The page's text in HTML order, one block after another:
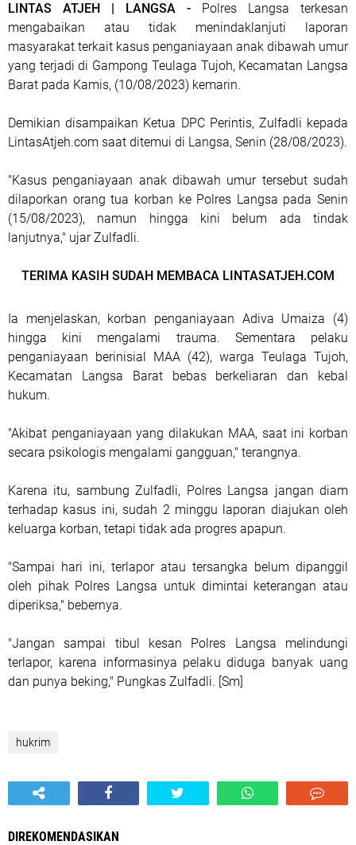
LINTAS ATJEH | LANGSA - Polres Langsa terkesan
mengabaikan atau tidak menindaklanjuti laporan
masyarakat terkait kasus penganiayaan anak dibawah umur
yang terjadi di Gampong Teulaga Tujoh, Kecamatan Langsa
Barat pada Kamis, (10/08/2023) kemarin.
Demikian disampaikan Ketua DPC Perintis, Zulfadli kepada
LintasAtjeh.com saat ditemui di Langsa, Senin (28/08/2023).
"Kasus penganiayaan anak dibawah umur tersebut sudah
dilaporkan orang tua korban ke Polres Langsa pada Senin
(15/08/2023), namun hingga kini belum ada tindak
lanjutnya," ujar Zulfadli.
TERIMA KASIH SUDAH MEMBACA LINTASATJEH.COM
Ia menjelaskan, korban penganiayaan Adiva Umaiza (4)
hingga kini mengalami trauma. Sementara pelaku
penganiayaan berinisial MAA (42), warga Teulaga Tujoh,
Kecamatan Langsa Barat bebas berkeliaran dan kebal
hukum.
"Akibat penganiayaan yang dilakukan MAA, saat ini korban
secara psikologis mengalami gangguan," terangnya.
Karena itu, sambung Zulfadli, Polres Langsa jangan diam
terhadap kasus ini, sudah 2 minggu laporan diajukan oleh
keluarga korban, tetapi tidak ada progres apapun.
"Sampai hari ini, terlapor atau tersangka belum dipanggil
oleh pihak Polres Langsa untuk dimintai keterangan atau
diperiksa," bebernya.
"Jangan sampai tibul kesan Polres Langsa melindungi
terlapor, karena informasinya pelaku diduga banyak uang
dan punya beking," Pungkas Zulfadli. [Sm]
hukrim
DIREKOMENDASIKAN